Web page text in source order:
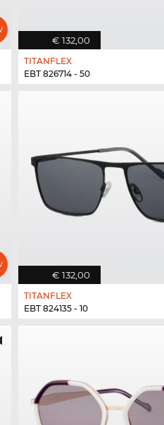
€ 132,00
TITANFLEX
EBT 826714 - 50
€ 132,00
TITANFLEX
EBT 824135 - 10